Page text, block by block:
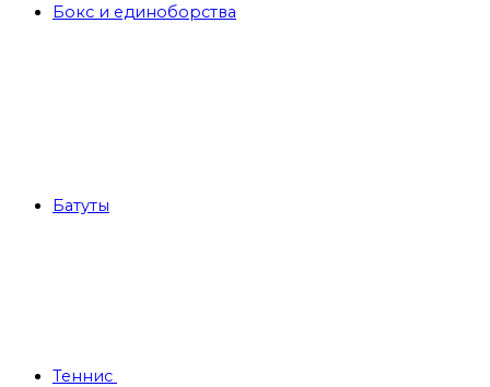
Бокс и единоборства
Батуты
Теннис